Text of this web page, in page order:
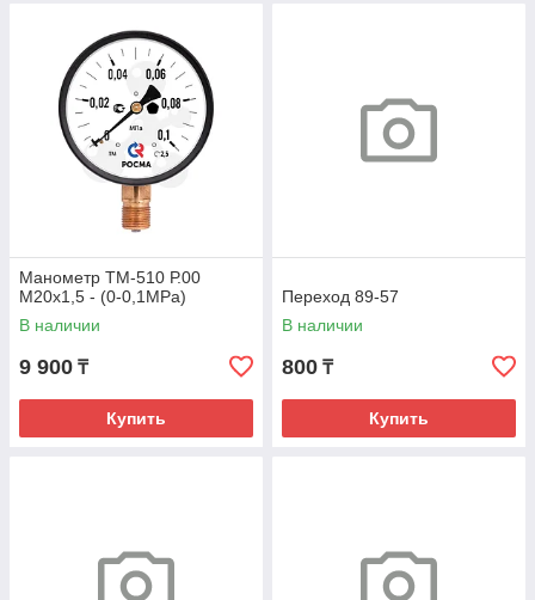
Манометр ТМ-510 Р.00
М20х1,5 - (0-0,1МРа)
В наличии
9 900 ₸
Купить
Переход 89-57
В наличии
800 ₸
Купить